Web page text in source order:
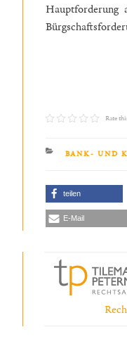
Hauptforderung
Rate
KATEGORIEN
BANK- UND
teilen
E-Mail